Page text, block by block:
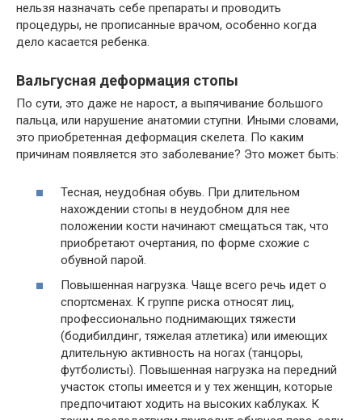
нельзя назначать себе препараты и проводить
процедуры, не прописанные врачом, особенно когда
дело касается ребенка.
Вальгусная деформация стопы
По сути, это даже не нарост, а выпячивание большого
пальца, или нарушение анатомии ступни. Иными словами,
это приобретенная деформация скелета. По каким
причинам появляется это заболевание? Это может быть:
Тесная, неудобная обувь. При длительном
нахождении стопы в неудобном для нее
положении кости начинают смещаться так, что
приобретают очертания, по форме схожие с
обувной парой.
Повышенная нагрузка. Чаще всего речь идет о
спортсменах. К группе риска относят лиц,
профессионально поднимающих тяжести
(бодибилдинг, тяжелая атлетика) или имеющих
длительную активность на ногах (танцоры,
футболисты). Повышенная нагрузка на передний
участок стопы имеется и у тех женщин, которые
предпочитают ходить на высоких каблуках. К